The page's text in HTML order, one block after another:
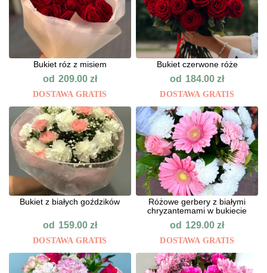
Bukiet róz z misiem
od 209.00 zł
DOSTAWA GRATIS
Bukiet czerwone róże
od 184.00zł
DOSTAWA GRATIS
Bukiet z białych goździków
od 159.00 zł
DOSTAWA GRATIS
Różowe gerbery z białymi
chryzantemami w bukiecie
od 129.00zł
DOSTAWA GRATIS